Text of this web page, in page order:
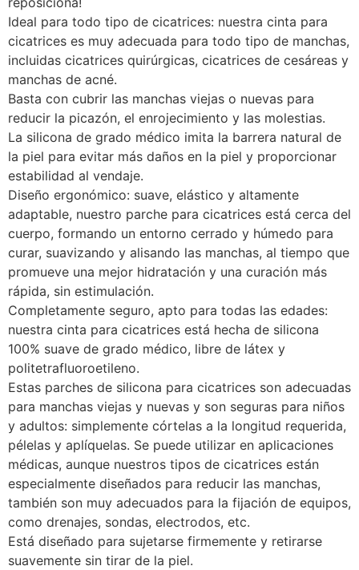
Ideal para todo tipo de cicatrices: nuestra cinta para
cicatrices es muy adecuada para todo tipo de manchas,
incluidas cicatrices quirúrgicas, cicatrices de cesáreas y
manchas de acné.
Basta con cubrir las manchas viejas o nuevas para
reducir la picazón, el enrojecimiento y las molestias.
La silicona de grado médico imita la barrera natural de
la piel para evitar más daños en la piel y proporcionar
estabilidad al vendaje.
Diseño ergonómico: suave, elástico y altamente
adaptable, nuestro parche para cicatrices está cerca del
cuerpo, formando un entorno cerrado y húmedo para
curar, suavizando y alisando las manchas, al tiempo que
promueve una mejor hidratación y una curación más
rápida, sin estimulación.
Completamente seguro, apto para todas las edades:
nuestra cinta para cicatrices está hecha de silicona
100% suave de grado médico, libre de látex y
politetrafluoroetileno.
Estas parches de silicona para cicatrices son adecuadas
para manchas viejas y nuevas y son seguras para niños
y adultos: simplemente córtelas a la longitud requerida,
pélelas y aplíquelas. Se puede utilizar en aplicaciones
médicas, aunque nuestros tipos de cicatrices están
especialmente diseñados para reducir las manchas,
también son muy adecuados para la fijación de equipos,
como drenajes, sondas, electrodos, etc.
Está diseñado para sujetarse firmemente y retirarse
suavemente sin tirar de la piel.